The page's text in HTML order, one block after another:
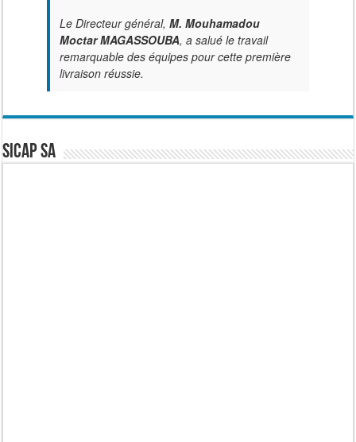
Le Directeur général, M. Mouhamadou
Moctar MAGASSOUBA, a salué le travail
remarquable des équipes pour cette première
livraison réussie.
SICAP SA